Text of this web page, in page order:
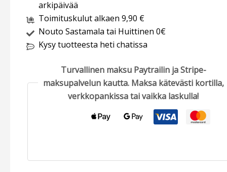
arkipäivää
Toimituskulut alkaen 9,90 €
Nouto Sastamala tai Huittinen 0€
Kysy tuotteesta heti chatissa
Turvallinen maksu Paytrailin ja Stripe-
maksupalvelun kautta. Maksa kätevästi kortilla,
verkkopankissa tai vaikka laskulla!